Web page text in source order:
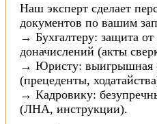
Наш эксперт сделает
документов по вашим
→ Бухгалтеру: защита от
доначислений (акты
→ Юристу: выигрышная
(прецеденты,
→ Кадровику:
(ЛНА, инструкции).